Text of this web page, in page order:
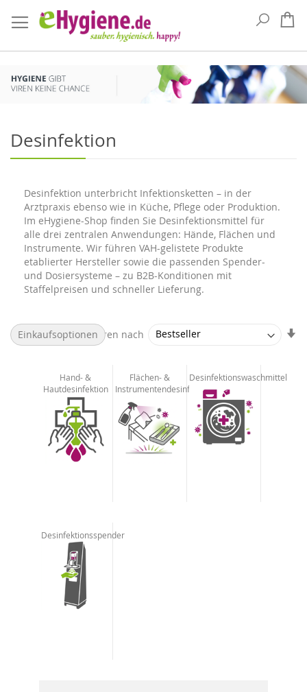
Suche
Desinfektion
Desinfektion unterbricht Infektionsketten – in der
Arztpraxis ebenso wie in Küche, Pflege oder Produktion.
Im eHygiene-Shop finden Sie Desinfektionsmittel für
alle drei zentralen Anwendungen: Hände, Flächen und
Instrumente. Wir führen VAH-gelistete Produkte
etablierter Hersteller sowie die passenden Spender-
und Dosiersysteme – zu B2B-Konditionen mit
Staffelpreisen und schneller Lieferung.
Hand- &
Hautdesinfektion
Flächen- &
Instrumentendesinfektion
Desinfektionswaschmittel
Desinfektionsspender
Sortieren nach
Einkaufsoptionen